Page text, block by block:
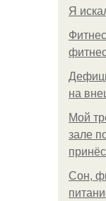
Я
на
Мой
зале
Сон,